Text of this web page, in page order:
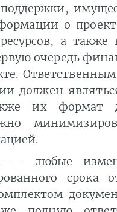
о
а
очередь
Ответственным
должен
их формат
— любые
срока